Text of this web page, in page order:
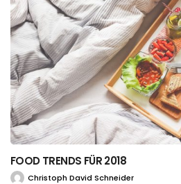
FOOD TRENDS FÜR 2018
Christoph David Schneider